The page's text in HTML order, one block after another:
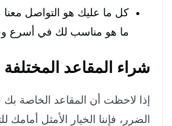
كل ما عليك هو التواصل
ما هو مناسب لك في أسرع
شراء المقاعد المختلفة
إذا لاحظت أن المقاعد الخاصة
الضرر، فإننا الخيار الأمثل أمامك